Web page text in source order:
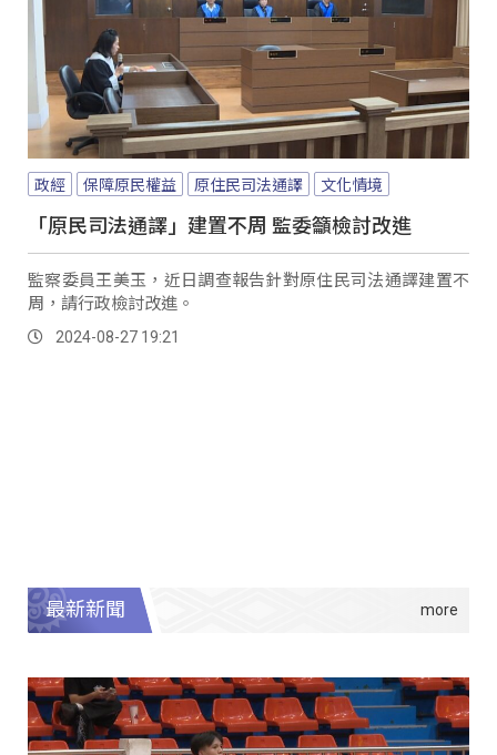
政經 保障原民權益 原住民司法通譯 文化情境
「原民司法通譯」建置不周 監委籲檢討改進
監察委員王美玉，近日調查報告針對原住民司法通譯建置不
周，請行政檢討改進。
2024-08-27 19:21
最新新聞